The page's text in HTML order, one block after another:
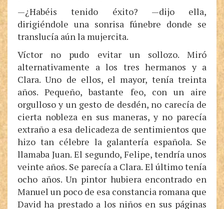
—¿Habéis tenido éxito? —dijo ella,
dirigiéndole una sonrisa fúnebre donde se
translucía aún la mujercita.
Víctor no pudo evitar un sollozo. Miró
alternativamente a los tres hermanos y a
Clara. Uno de ellos, el mayor, tenía treinta
años. Pequeño, bastante feo, con un aire
orgulloso y un gesto de desdén, no carecía de
cierta nobleza en sus maneras, y no parecía
extraño a esa delicadeza de sentimientos que
hizo tan célebre la galantería española. Se
llamaba Juan. El segundo, Felipe, tendría unos
veinte años. Se parecía a Clara. El último tenía
ocho años. Un pintor hubiera encontrado en
Manuel un poco de esa constancia romana que
David ha prestado a los niños en sus páginas